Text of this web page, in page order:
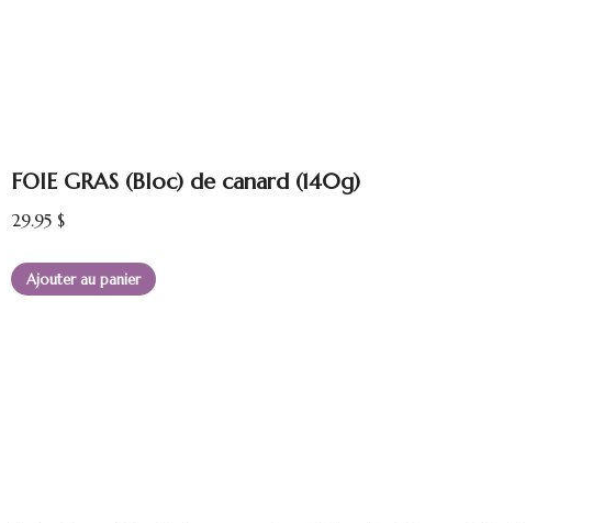
FOIE GRAS (Bloc) de canard (140g)
29.95 $
Ajouter au panier